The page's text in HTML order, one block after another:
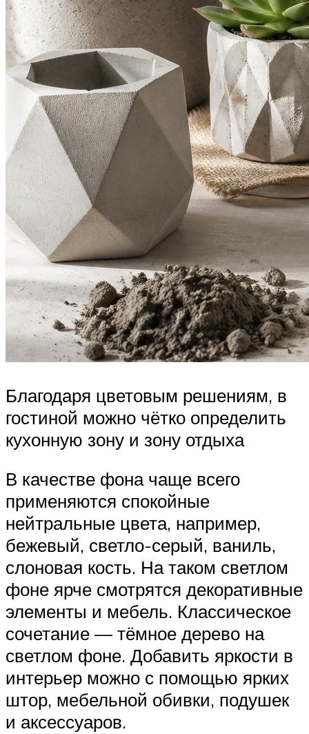
Благодаря цветовым решениям, в
гостиной можно чётко определить
кухонную зону и зону отдыха
В качестве фона чаще всего
применяются спокойные
нейтральные цвета, например,
бежевый, светло-серый, ваниль,
слоновая кость. На таком светлом
фоне ярче смотрятся декоративные
элементы и мебель. Классическое
сочетание — тёмное дерево на
светлом фоне. Добавить яркости в
интерьер можно с помощью ярких
штор, мебельной обивки, подушек
и аксессуаров.